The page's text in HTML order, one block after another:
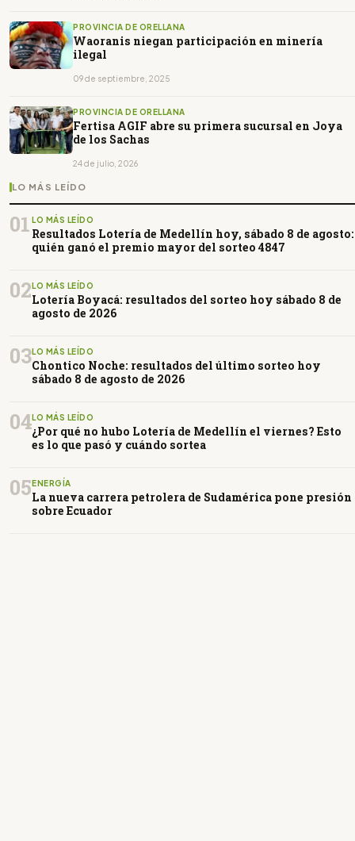
PROVINCIA DE ORELLANA
Waoranis niegan participación en minería
ilegal
09 de septiembre, 2025
PROVINCIA DE ORELLANA
Fertisa AGIF abre su primera sucursal en Joya
de los Sachas
24 de julio, 2026
LO MÁS LEÍDO
01 LO MÁS LEÍDO
Resultados Lotería de Medellín hoy, sábado 8 de agosto:
quién ganó el premio mayor del sorteo 4847
02 LO MÁS LEÍDO
Lotería Boyacá: resultados del sorteo hoy sábado 8 de
agosto de 2026
03LO MÁS LEÍDO
Chontico Noche: resultados del último sorteo hoy
sábado 8 de agosto de 2026
04LO MÁS LEÍDO
¿Por qué no hubo Lotería de Medellín el viernes? Esto
es lo que pasó y cuándo sortea
05 ENERGÍA
La nueva carrera petrolera de Sudamérica pone presión
sobre Ecuador